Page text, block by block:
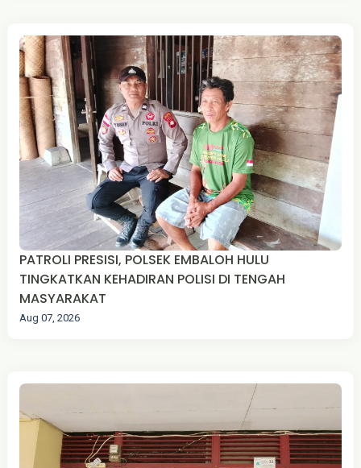
PATROLI PRESISI, POLSEK EMBALOH HULU
TINGKATKAN KEHADIRAN POLISI DI TENGAH
MASYARAKAT
Aug 07, 2026